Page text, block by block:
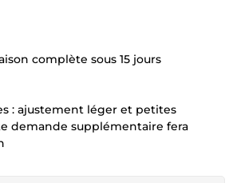
complète sous 15 jours
: ajustement léger et petites
demande supplémentaire fera